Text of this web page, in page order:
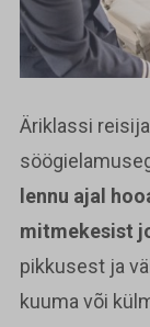
Äriklassi
lennu ajal
mitmekesist
pikkusest ja
kuuma või